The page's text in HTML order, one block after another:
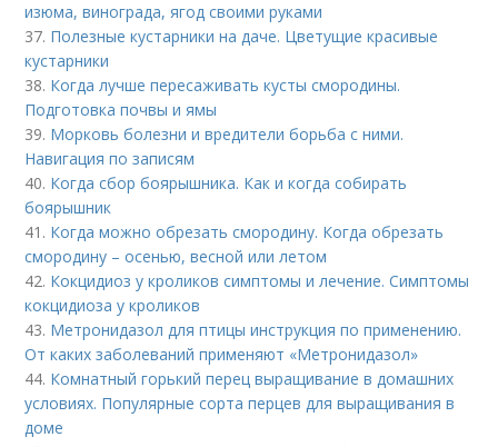
изюма, винограда, ягод своими руками
37. Полезные кустарники на даче. Цветущие красивые
кустарники
38. Когда лучше пересаживать кусты смородины.
Подготовка почвы и ямы
39. Морковь болезни и вредители борьба с ними.
Навигация по записям
40. Когда сбор боярышника. Как и когда собирать
боярышник
41. Когда можно обрезать смородину. Когда обрезать
смородину – осенью, весной или летом
42. Кокцидиоз у кроликов симптомы и лечение. Симптомы
кокцидиоза у кроликов
43. Метронидазол для птицы инструкция по применению.
От каких заболеваний применяют «Метронидазол»
44. Комнатный горький перец выращивание в домашних
условиях. Популярные сорта перцев для выращивания в
доме